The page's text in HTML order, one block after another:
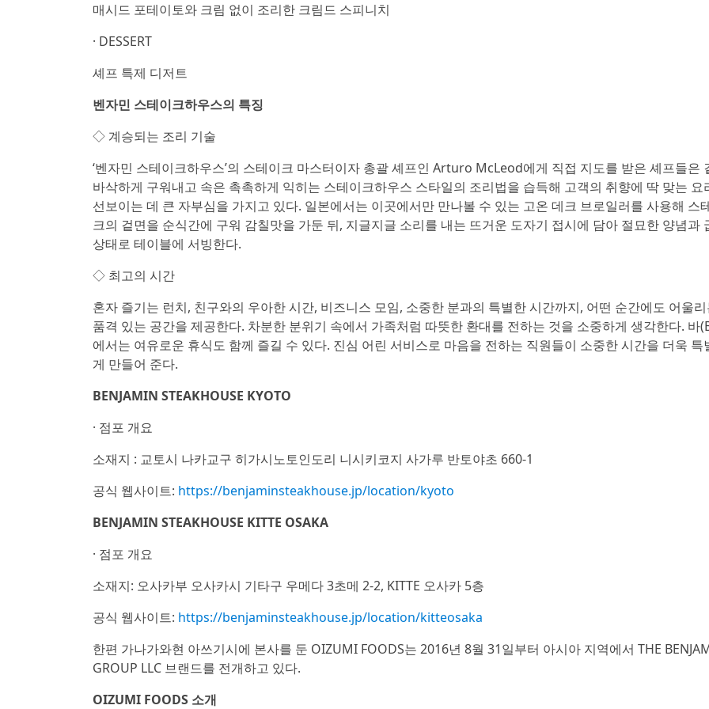
매시드 포테이토와 크림 없이 조리한 크림드 스피니치
· DESSERT
셰프 특제 디저트
벤자민 스테이크하우스의 특징
◇ 계승되는 조리 기술
‘벤자민 스테이크하우스’의 스테이크 마스터이자 총괄 셰프인 Arturo McLeod에게 직접 지도를 받은 셰프들은
바삭하게 구워내고 속은 촉촉하게 익히는 스테이크하우스 스타일의 조리법을 습득해 고객의 취향에 딱 맞는 요
선보이는 데 큰 자부심을 가지고 있다. 일본에서는 이곳에서만 만나볼 수 있는 고온 데크 브로일러를 사용해 스
크의 겉면을 순식간에 구워 감칠맛을 가둔 뒤, 지글지글 소리를 내는 뜨거운 도자기 접시에 담아 절묘한 양념과
상태로 테이블에 서빙한다.
◇ 최고의 시간
혼자 즐기는 런치, 친구와의 우아한 시간, 비즈니스 모임, 소중한 분과의 특별한 시간까지, 어떤 순간에도 어울
품격 있는 공간을 제공한다. 차분한 분위기 속에서 가족처럼 따뜻한 환대를 전하는 것을 소중하게 생각한다. 바
에서는 여유로운 휴식도 함께 즐길 수 있다. 진심 어린 서비스로 마음을 전하는 직원들이 소중한 시간을 더욱 특
게 만들어 준다.
BENJAMIN STEAKHOUSE KYOTO
· 점포 개요
소재지 : 교토시 나카교구 히가시노토인도리 니시키코지 사가루 반토야초 660-1
공식 웹사이트: https://benjaminsteakhouse.jp/location/kyoto
BENJAMIN STEAKHOUSE KITTE OSAKA
· 점포 개요
소재지: 오사카부 오사카시 기타구 우메다 3초메 2-2, KITTE 오사카 5층
공식 웹사이트: https://benjaminsteakhouse.jp/location/kitteosaka
한편 가나가와현 아쓰기시에 본사를 둔 OIZUMI FOODS는 2016년 8월 31일부터 아시아 지역에서 THE
GROUP LLC 브랜드를 전개하고 있다.
OIZUMI FOODS 소개